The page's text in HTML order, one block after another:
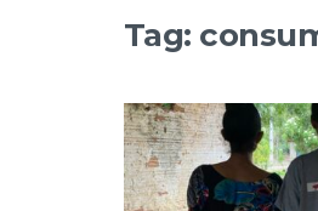
Tag: